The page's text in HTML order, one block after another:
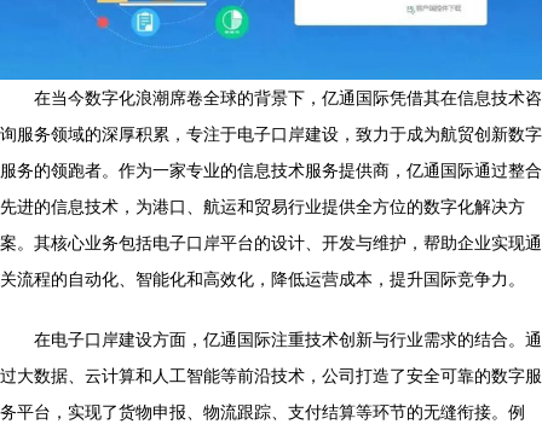
在当今数字化浪潮席卷全球的背景下，亿通国际凭借其在信息技术咨
询服务领域的深厚积累，专注于电子口岸建设，致力于成为航贸创新数字
服务的领跑者。作为一家专业的信息技术服务提供商，亿通国际通过整合
先进的信息技术，为港口、航运和贸易行业提供全方位的数字化解决方
案。其核心业务包括电子口岸平台的设计、开发与维护，帮助企业实现通
关流程的自动化、智能化和高效化，降低运营成本，提升国际竞争力。
在电子口岸建设方面，亿通国际注重技术创新与行业需求的结合。通
过大数据、云计算和人工智能等前沿技术，公司打造了安全可靠的数字服
务平台，实现了货物申报、物流跟踪、支付结算等环节的无缝衔接。例